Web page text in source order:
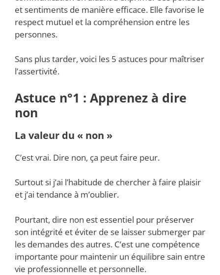
et sentiments de manière efficace. Elle favorise le
respect mutuel et la compréhension entre les
personnes.
Sans plus tarder, voici les 5 astuces pour maîtriser
l’assertivité.
Astuce n°1 : Apprenez à dire
non
La valeur du « non »
C’est vrai. Dire non, ça peut faire peur.
Surtout si j’ai l’habitude de chercher à faire plaisir
et j’ai tendance à m’oublier.
Pourtant, dire non est essentiel pour préserver
son intégrité et éviter de se laisser submerger par
les demandes des autres. C’est une compétence
importante pour maintenir un équilibre sain entre
vie professionnelle et personnelle.